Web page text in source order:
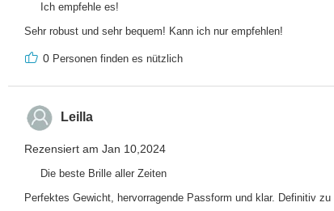
Ich empfehle es!
Sehr robust und sehr bequem! Kann ich nur empfehlen!
0 Personen finden es nützlich
Leilla
Rezensiert am Jan 10,2024
Die beste Brille aller Zeiten
Perfektes Gewicht, hervorragende Passform und klar. Definitiv zu